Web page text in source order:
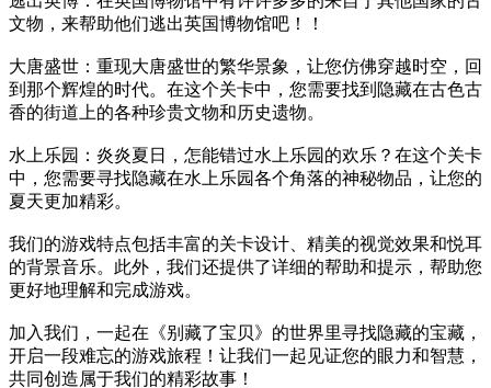
文物，来帮助他们逃出英国博物馆吧！！
大唐盛世：重现大唐盛世的繁华景象，让您仿佛穿越时空，回
到那个辉煌的时代。在这个关卡中，您需要找到隐藏在古色古
香的街道上的各种珍贵文物和历史遗物。
水上乐园：炎炎夏日，怎能错过水上乐园的欢乐？在这个关卡
中，您需要寻找隐藏在水上乐园各个角落的神秘物品，让您的
夏天更加精彩。
我们的游戏特点包括丰富的关卡设计、精美的视觉效果和悦耳
的背景音乐。此外，我们还提供了详细的帮助和提示，帮助您
更好地理解和完成游戏。
加入我们，一起在《别藏了宝贝》的世界里寻找隐藏的宝藏，
开启一段难忘的游戏旅程！让我们一起见证您的眼力和智慧，
共同创造属于我们的精彩故事！